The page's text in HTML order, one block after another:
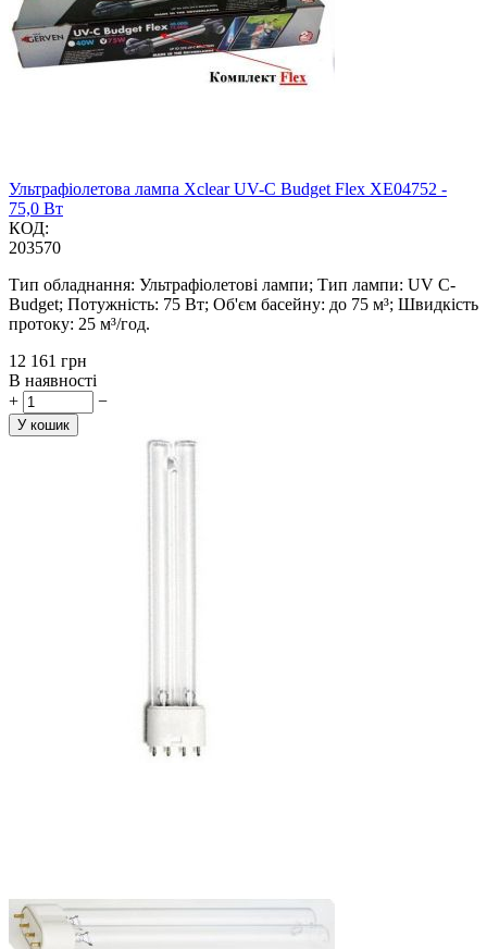
Ультрафіолетова лампа Xclear UV-C Budget Flex XE04752 -
75,0 Вт
КОД:
203570
Тип обладнання: Ультрафіолетові лампи; Тип лампи: UV C-
Budget; Потужність: 75 Вт; Об'єм басейну: до 75 м³; Швидкість
протоку: 25 м³/год.
‍12 161‍ грн
В наявності
+
−
У кошик